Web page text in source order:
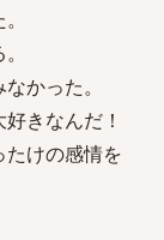
かった。
きなんだ！
けの感情を